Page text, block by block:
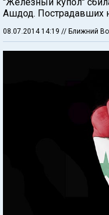
Ашдод. Пострадавших
08.07.2014 14:19 // Ближний